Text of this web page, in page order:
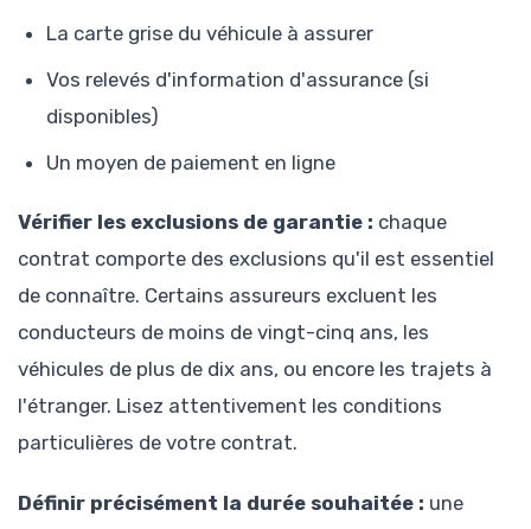
La carte grise du véhicule à assurer
Vos relevés d'information d'assurance (si
disponibles)
Un moyen de paiement en ligne
Vérifier les exclusions de garantie : chaque
contrat comporte des exclusions qu'il est essentiel
de connaître. Certains assureurs excluent les
conducteurs de moins de vingt-cinq ans, les
véhicules de plus de dix ans, ou encore les trajets à
l'étranger. Lisez attentivement les conditions
particulières de votre contrat.
Définir précisément la durée souhaitée : une